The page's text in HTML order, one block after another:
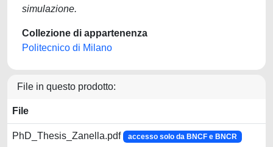
simulazione.
Collezione di appartenenza
Politecnico di Milano
File in questo prodotto:
File
PhD_Thesis_Zanella.pdf accesso solo da BNCF e BNCR